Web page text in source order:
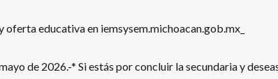
oferta educativa en iemsysem.michoacan.gob.mx_
de 2026.-* Si estás por concluir la secundaria y